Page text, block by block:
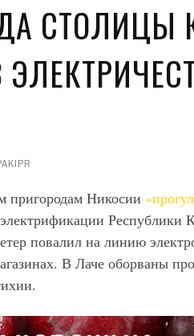
СТОЛИЦЫ
пригородам Никосии
электрификации
повалил на линию
В Лаче оборваны